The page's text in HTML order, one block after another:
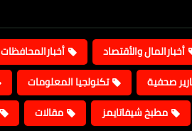
أخبارالمال والأقتصاد أخبارالمحافظات
صحفية تكنولجيا المعلومات
مطبخ شيفاتايمز مقالات